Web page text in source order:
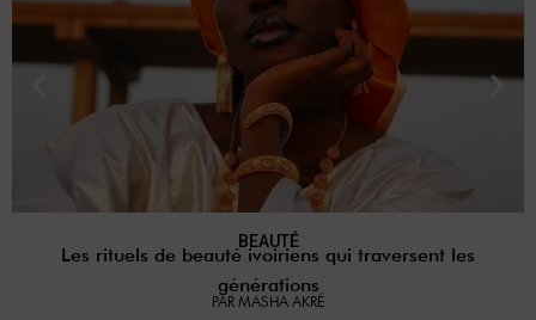
BEAUTÉ
Les rituels de beauté ivoiriens qui traversent les
générations
PAR MASHA AKRÉ